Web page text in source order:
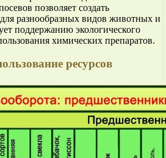
позволяет создать
разнообразных видов животных и
поддержанию экологического
химических препаратов.
ресурсов